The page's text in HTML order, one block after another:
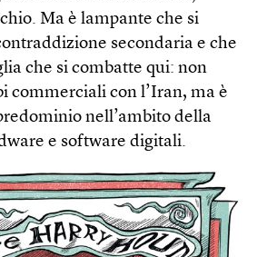
Ma è lampante che si
secondaria e che
che si combatte qui: non
commerciali con l’Iran, ma è
nell’ambito della
e soft­ware digitali.